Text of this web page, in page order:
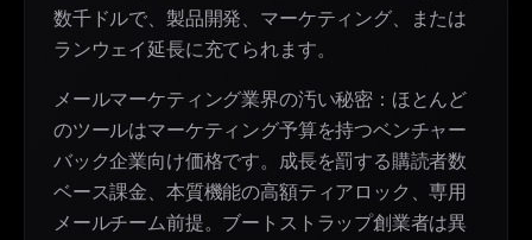
数千ドルで、製品開発、マーケティング、または
ランウェイ延長に充てられます。
メールマーケティング業界の汚い秘密：ほとんど
のツールはマーケティング予算を持つベンチャー
バック企業向け価格です。成長を罰する購読者数
ベース課金、本質機能の高額ティアロック、専用
メールチーム前提。ブートストラップ創業者は異